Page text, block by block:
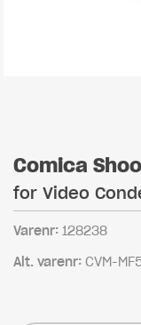
Comica
for Video
Varenr: 128238
Alt. varenr: CVM-